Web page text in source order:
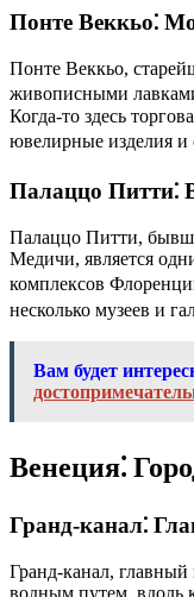
Понте Веккьо⁚
Понте Веккьо,
живописными
Когда-то здесь
ювелирные изделия и
Палаццо Питти⁚
Палаццо Питти,
Медичи, является
комплексов
несколько музеев и
Вам будет
Венеция⁚
Гранд-канал⁚
Гранд-канал,
водным путем, вдоль